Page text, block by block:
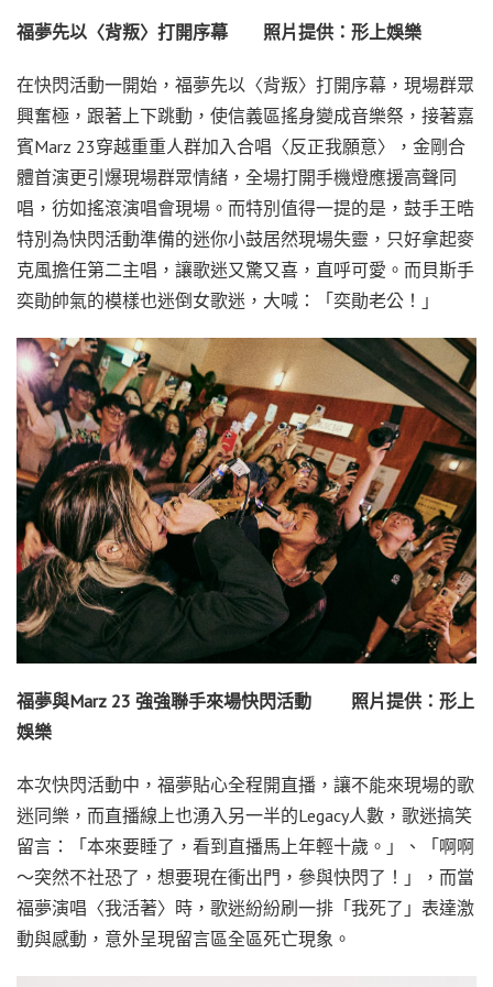
福夢先以〈背叛〉打開序幕 照片提供：形上娛樂
在快閃活動一開始，福夢先以〈背叛〉打開序幕，現場群眾
興奮極，跟著上下跳動，使信義區搖身變成音樂祭，接著嘉
賓Marz 23穿越重重人群加入合唱〈反正我願意〉，金剛合
體首演更引爆現場群眾情緒，全場打開手機燈應援高聲同
唱，彷如搖滾演唱會現場。而特別值得一提的是，鼓手王晧
特別為快閃活動準備的迷你小鼓居然現場失靈，只好拿起麥
克風擔任第二主唱，讓歌迷又驚又喜，直呼可愛。而貝斯手
奕勛帥氣的模樣也迷倒女歌迷，大喊：「奕勛老公！」
福夢與Marz 23 強強聯手來場快閃活動 照片提供：形上
娛樂
本次快閃活動中，福夢貼心全程開直播，讓不能來現場的歌
迷同樂，而直播線上也湧入另一半的Legacy人數，歌迷搞笑
留言：「本來要睡了，看到直播馬上年輕十歲。」、「啊啊
～突然不社恐了，想要現在衝出門，參與快閃了！」，而當
福夢演唱〈我活著〉時，歌迷紛紛刷一排「我死了」表達激
動與感動，意外呈現留言區全區死亡現象。